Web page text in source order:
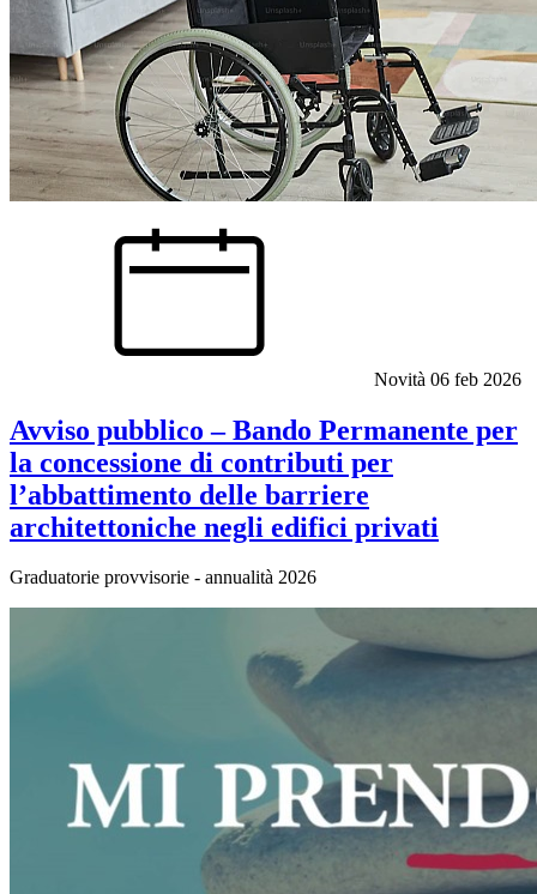
Novità 06 feb 2026
Avviso pubblico – Bando Permanente per
la concessione di contributi per
l’abbattimento delle barriere
architettoniche negli edifici privati
Graduatorie provvisorie - annualità 2026